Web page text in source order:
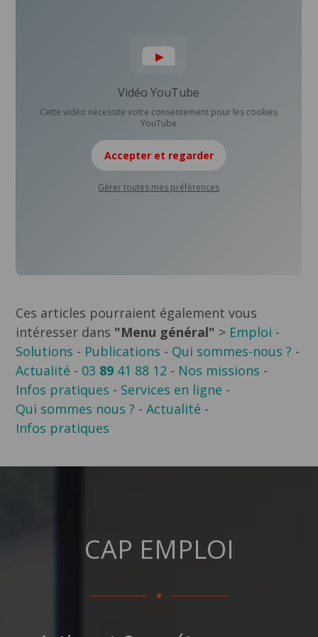
Vidéo YouTube
Cette vidéo nécessite votre consentement pour les cookies
YouTube
Accepter et regarder
Gérer toutes mes préférences
Ces articles pourraient également vous
intéresser dans "Menu général" > Emploi -
Solutions - Publications - Qui sommes-nous ? -
Actualité - 03 89 41 88 12 - Nos missions -
Infos pratiques - Services en ligne -
Qui sommes nous ? -Actualité -
Infos pratiques
CAP EMPLOI
.